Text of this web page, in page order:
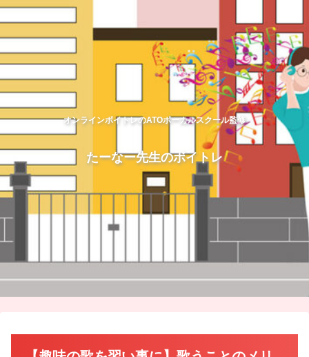
オンラインボイトレのATOボーカルスクール監修
たーなー先生のボイトレ